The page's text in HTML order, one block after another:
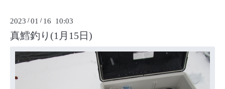
2023 /01 / 16 10:03
真鱈釣り(1月15日)